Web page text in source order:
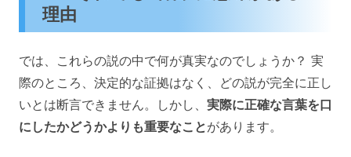
理由
では、これらの説の中で何が真実なのでしょうか？ 実
際のところ、決定的な証拠はなく、どの説が完全に正し
いとは断言できません。しかし、 実際に正確な言葉を口
にしたかどうかよりも重要なことがあります。